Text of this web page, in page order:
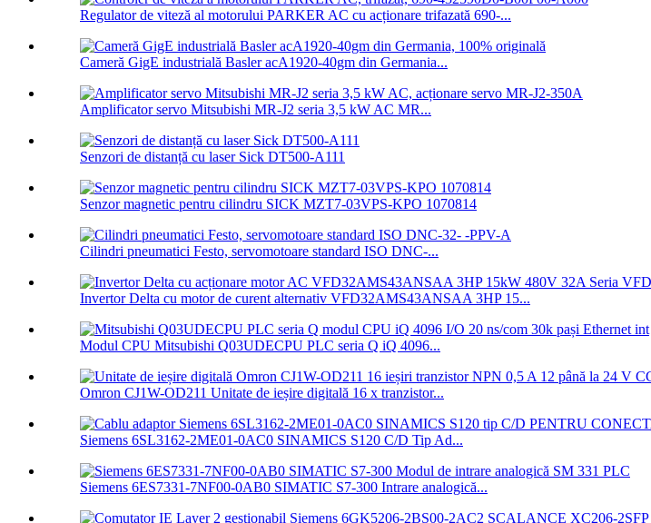
Regulator de viteză al motorului PARKER AC cu acționare trifazată 690-...
Cameră GigE industrială Basler acA1920-40gm din Germania...
Amplificator servo Mitsubishi MR-J2 seria 3,5 kW AC MR...
Senzori de distanță cu laser Sick DT500-A111
Senzor magnetic pentru cilindru SICK MZT7-03VPS-KPO 1070814
Cilindri pneumatici Festo, servomotoare standard ISO DNC-...
Invertor Delta cu motor de curent alternativ VFD32AMS43ANSAA 3HP 15...
Modul CPU Mitsubishi Q03UDECPU PLC seria Q iQ 4096...
Omron CJ1W-OD211 Unitate de ieșire digitală 16 x tranzistor...
Siemens 6SL3162-2ME01-0AC0 SINAMICS S120 C/D Tip Ad...
Siemens 6ES7331-7NF00-0AB0 SIMATIC S7-300 Intrare analogică...